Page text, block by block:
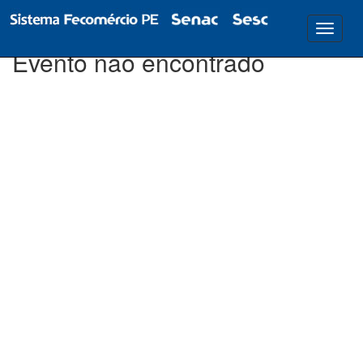
Evento não encontrado